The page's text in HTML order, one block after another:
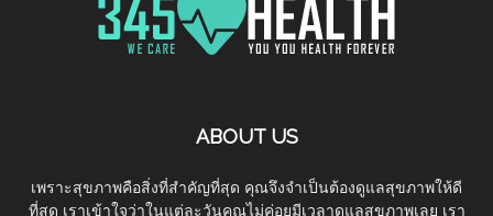
ABOUT US
เพราะสุขภาพคือสิ่งที่สำคัญที่สุด คุณจึงจำเป็นต้องดูแลสุขภาพให้ดี
ที่สุด เราเข้าใจว่าในแต่ละวันคุณไม่ค่อยมีเวลาดูแลสุขภาพเลย เรา